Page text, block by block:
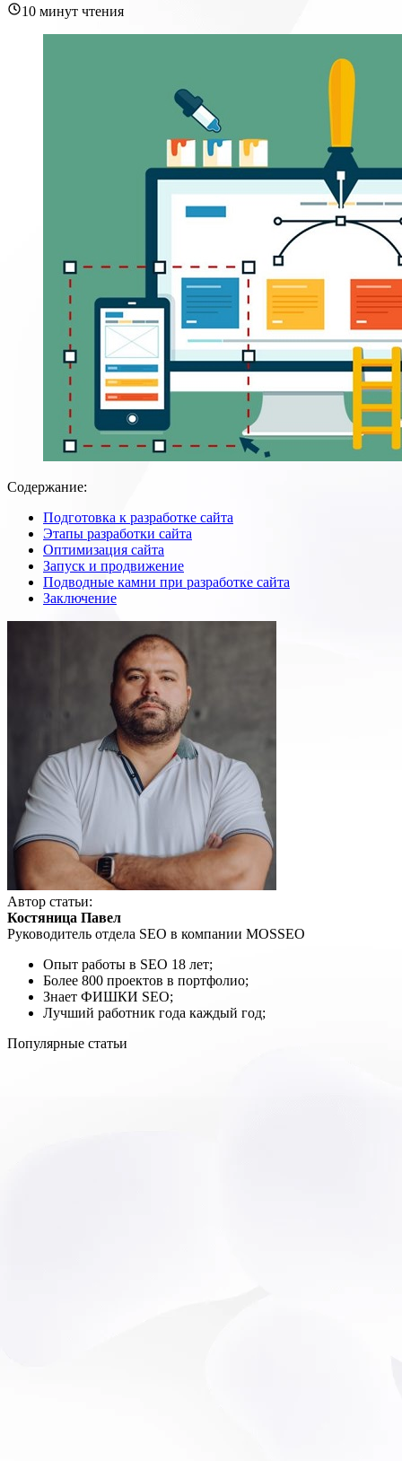
10 минут чтения
Содержание:
Подготовка к разработке сайта
Этапы разработки сайта
Оптимизация сайта
Запуск и продвижение
Подводные камни при разработке сайта
Заключение
Автор статьи:
Костяница Павел
Руководитель отдела SEO в компании MOSSEO
Опыт работы в SEO 18 лет;
Более 800 проектов в портфолио;
Знает ФИШКИ SEO;
Лучший работник года каждый год;
Популярные статьи